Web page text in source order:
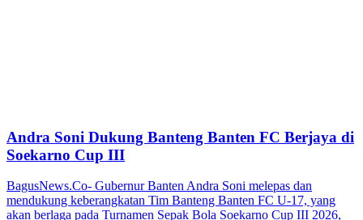
Andra Soni Dukung Banteng Banten FC Berjaya di
Soekarno Cup III
BagusNews.Co- Gubernur Banten Andra Soni melepas dan
mendukung keberangkatan Tim Banteng Banten FC U-17, yang
akan berlaga pada Turnamen Sepak Bola Soekarno Cup III 2026,